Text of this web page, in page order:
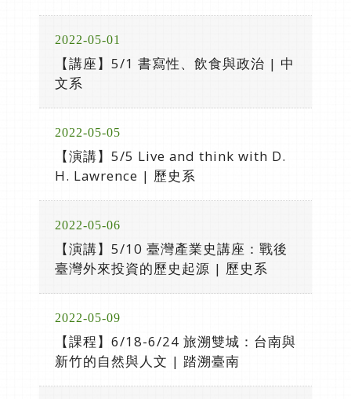
2022-05-01
【講座】5/1 書寫性、飲食與政治 | 中
文系
2022-05-05
【演講】5/5 Live and think with D.
H. Lawrence | 歷史系
2022-05-06
【演講】5/10 臺灣產業史講座：戰後
臺灣外來投資的歷史起源 | 歷史系
2022-05-09
【課程】6/18-6/24 旅溯雙城：台南與
新竹的自然與人文 | 踏溯臺南